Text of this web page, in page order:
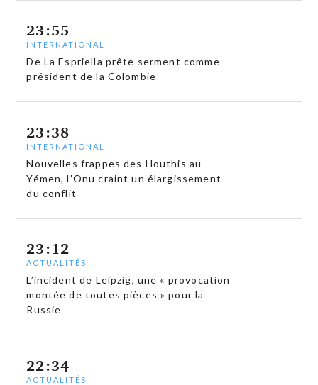
23:55
INTERNATIONAL
De La Espriella prête serment comme
président de la Colombie
23:38
INTERNATIONAL
Nouvelles frappes des Houthis au
Yémen, l’Onu craint un élargissement
du conflit
23:12
ACTUALITÉS
L’incident de Leipzig, une « provocation
montée de toutes pièces » pour la
Russie
22:34
ACTUALITÉS